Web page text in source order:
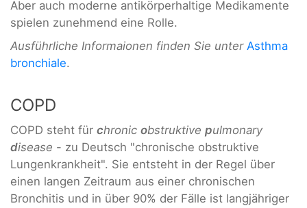
Aber auch moderne antikörperhaltige Medikamente
spielen zunehmend eine Rolle.
Ausführliche Informaionen finden Sie unter Asthma
bronchiale.
COPD
COPD steht für chronic obstruktive pulmonary
disease - zu Deutsch "chronische obstruktive
Lungenkrankheit". Sie entsteht in der Regel über
einen langen Zeitraum aus einer chronischen
Bronchitis und in über 90% der Fälle ist langjähriger